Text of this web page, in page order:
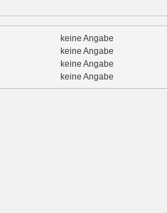
keine Angabe
keine Angabe
keine Angabe
keine Angabe